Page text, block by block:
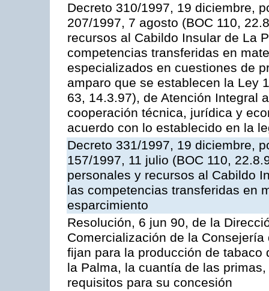
Decreto 310/1997, 19 diciembre,
207/1997, 7 agosto (BOC 110,
recursos al Cabildo Insular de La
competencias transferidas en
especializados en cuestiones de
amparo que se establecen la Ley
63, 14.3.97), de Atención Integral
cooperación técnica, jurídica y
acuerdo con lo establecido en la
Decreto 331/1997, 19 diciembre,
157/1997, 11 julio (BOC 110,
personales y recursos al Cabildo
las competencias transferidas en
esparcimiento
Resolución, 6 jun 90, de la
Comercialización de la
fijan para la producción de
la Palma, la cuantía de las
requisitos para su concesión